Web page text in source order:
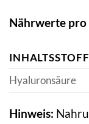
Nährwerte pro
INHALTSSTOFF
Hyaluronsäure
Hinweis: